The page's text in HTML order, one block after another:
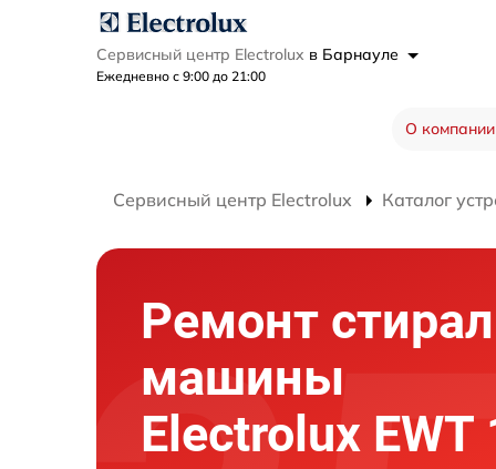
Сервисный центр Electrolux в Барнауле
Ежедневно с 9:00 до 21:00
О компании
Сервисный центр Electrolux Каталог
Ремонт
машины
Electrolux EWT